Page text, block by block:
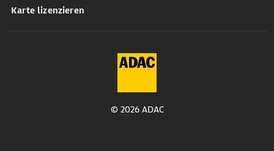
Karte lizenzieren
© 2026 ADAC